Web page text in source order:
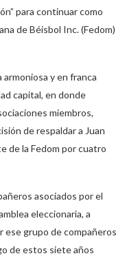
para continuar como
de Béisbol Inc. (Fedom)
y en franca
capital, en donde
miembros,
de respaldar a Juan
de la Fedom por cuatro
asociados por el
eleccionaria, a
ese grupo de compañeros
de estos siete años